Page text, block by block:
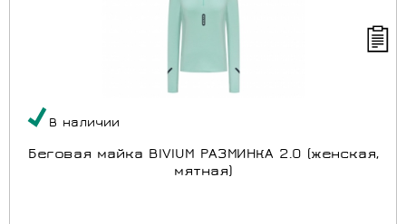
В наличии
Беговая майка BIVIUM РАЗМИНКА 2.0 (женская,
мятная)